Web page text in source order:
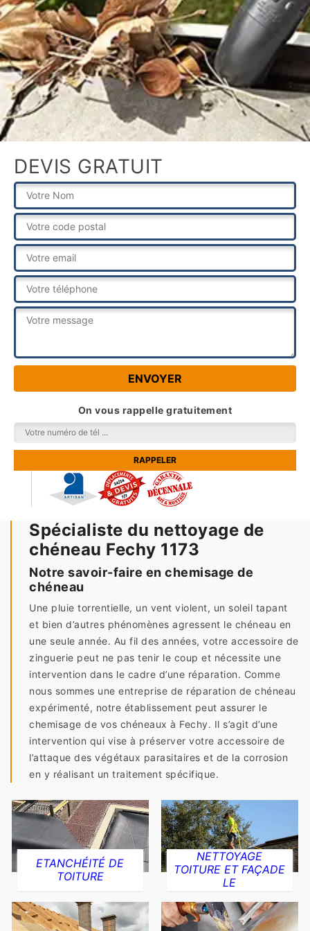
DEVIS GRATUIT
On vous rappelle gratuitement
Spécialiste du nettoyage de
chéneau Fechy 1173
Notre savoir-faire en chemisage de
chéneau
Une pluie torrentielle, un vent violent, un soleil tapant
et bien d’autres phénomènes agressent le chéneau en
une seule année. Au fil des années, votre accessoire de
zinguerie peut ne pas tenir le coup et nécessite une
intervention dans le cadre d’une réparation. Comme
nous sommes une entreprise de réparation de chéneau
expérimenté, notre établissement peut assurer le
chemisage de vos chéneaux à Fechy. Il s’agit d’une
intervention qui vise à préserver votre accessoire de
l’attaque des végétaux parasitaires et de la corrosion
en y réalisant un traitement spécifique.
ETANCHÉITÉ DE
TOITURE
NETTOYAGE
TOITURE ET FAÇADE
LE